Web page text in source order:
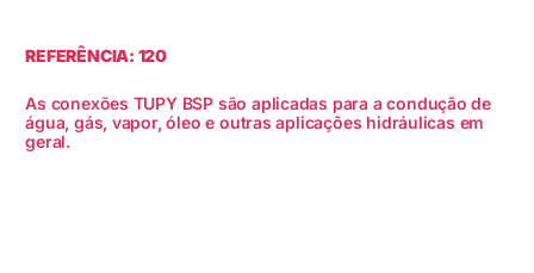
REFERÊNCIA: 120
As conexões TUPY BSP são aplicadas para a condução de
água, gás, vapor, óleo e outras aplicações hidráulicas em
geral.